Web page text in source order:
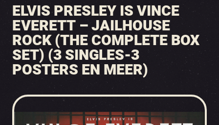
ELVIS PRESLEY IS VINCE
EVERETT – JAILHOUSE
ROCK (THE COMPLETE BOX
SET) (3 SINGLES-3
POSTERS EN MEER)